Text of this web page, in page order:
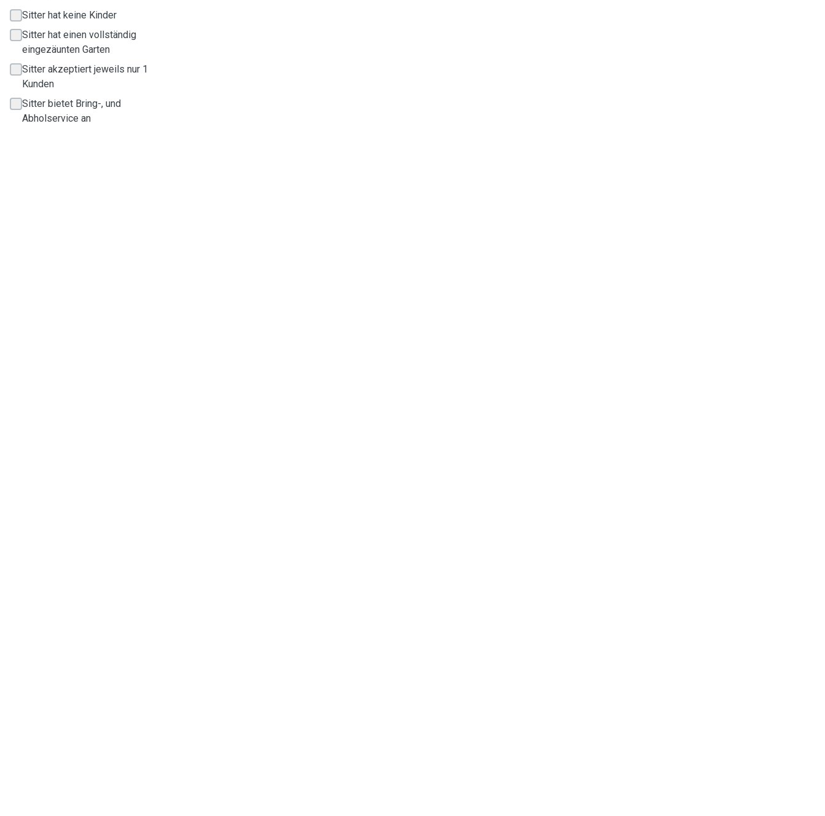
Sitter hat keine Kinder
Sitter hat einen vollständig
eingezäunten Garten
Sitter akzeptiert jeweils nur 1
Kunden
Sitter bietet Bring-, und
Abholservice an